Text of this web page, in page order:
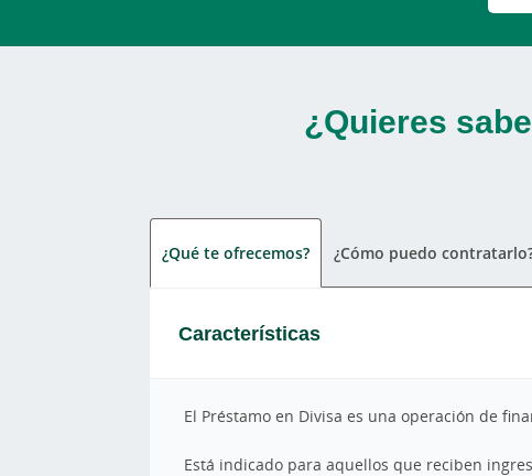
¿Quieres
¿Qué te ofrecemos? ¿Cómo puedo
Características
El Préstamo en Divisa es una operación de
Está indicado para aquellos que reciben